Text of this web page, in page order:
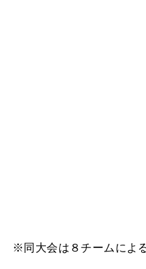
※同大会は８チームによ